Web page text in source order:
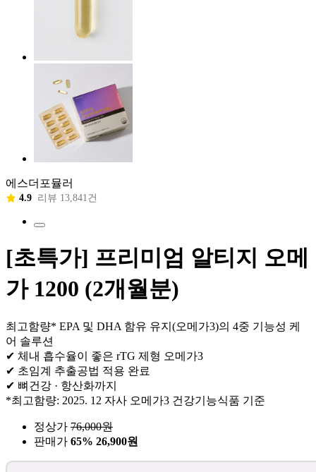
에스더포뮬러
4.9 리뷰 13,841건
[초특가] 프리미엄 알티지 오메
가 1200 (2개월분)
최고함량* EPA 및 DHA 함유 유지(오메가3)의 4중 기능성 케
어 솔루션
✔ 체내 흡수율이 좋은 rTG 제형 오메가3
✔ 초임계 추출공법 적용 완료
✔ 뼈건강 · 항산화까지
*최고함량: 2025. 12 자사 오메가3 건강기능식품 기준
정상가 76,000원
판매가 65% 26,900원